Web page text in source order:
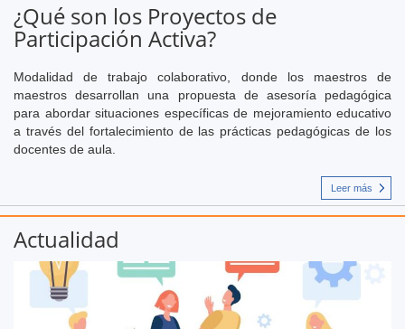
¿Qué son los Proyectos de
Participación Activa?
Modalidad de trabajo colaborativo, donde los maestros de
maestros desarrollan una propuesta de asesoría pedagógica
para abordar situaciones específicas de mejoramiento educativo
a través del fortalecimiento de las prácticas pedagógicas de los
docentes de aula.
Leer más
Actualidad